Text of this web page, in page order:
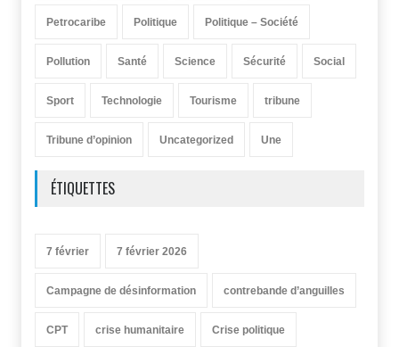
Petrocaribe Politique Politique – Société
Pollution Santé Science Sécurité Social
Sport Technologie Tourisme tribune
Tribune d’opinion Uncategorized Une
ÉTIQUETTES
7 février 7 février 2026
Campagne de désinformation contrebande d’anguilles
CPT crise humanitaire Crise politique